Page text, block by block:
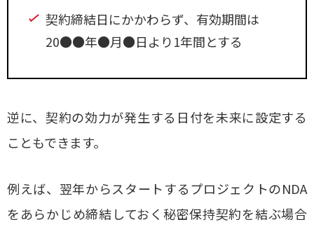
契約締結日にかかわらず、有効期間は
20●●年●月●日より1年間とする
逆に、契約の効力が発生する日付を未来に設定する
こともできます。
例えば、翌年からスタートするプロジェクトのNDA
をあらかじめ締結しておく秘密保持契約を結ぶ場合